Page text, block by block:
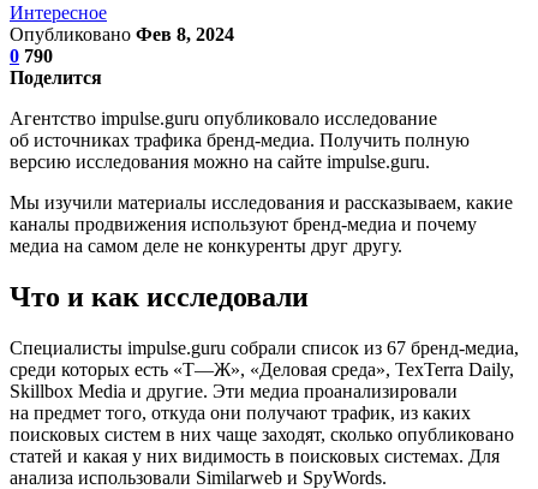
Интересное
Опубликовано Фев 8, 2024
0 790
Поделится
Агентство impulse.guru опубликовало исследование
об источниках трафика бренд-медиа. Получить полную
версию исследования можно на сайте impulse.guru.
Мы изучили материалы исследования и рассказываем, какие
каналы продвижения используют бренд-медиа и почему
медиа на самом деле не конкуренты друг другу.
Что и как исследовали
Специалисты impulse.guru собрали список из 67 бренд-медиа,
среди которых есть «Т—Ж», «Деловая среда», TexTerra Daily,
Skillbox Media и другие. Эти медиа проанализировали
на предмет того, откуда они получают трафик, из каких
поисковых систем в них чаще заходят, сколько опубликовано
статей и какая у них видимость в поисковых системах. Для
анализа использовали Similarweb и SpyWords.